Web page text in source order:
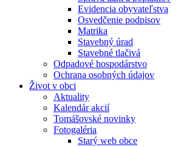
Evidencia obyvateľstva
Osvedčenie podpisov
Matrika
Stavebný úrad
Stavebné tlačivá
Odpadové hospodárstvo
Ochrana osobných údajov
Život v obci
Aktuality
Kalendár akcií
Tomášovské novinky
Fotogaléria
Starý web obce